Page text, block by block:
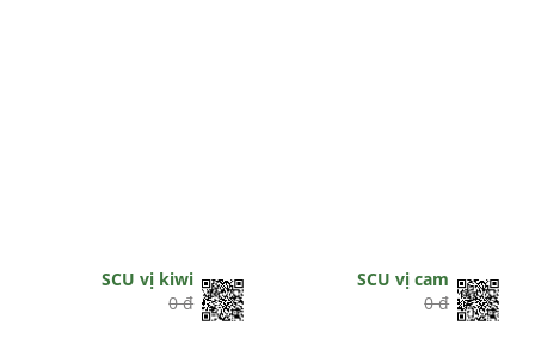
SCU vị kiwi
0 đ
SCU vị cam
0 đ